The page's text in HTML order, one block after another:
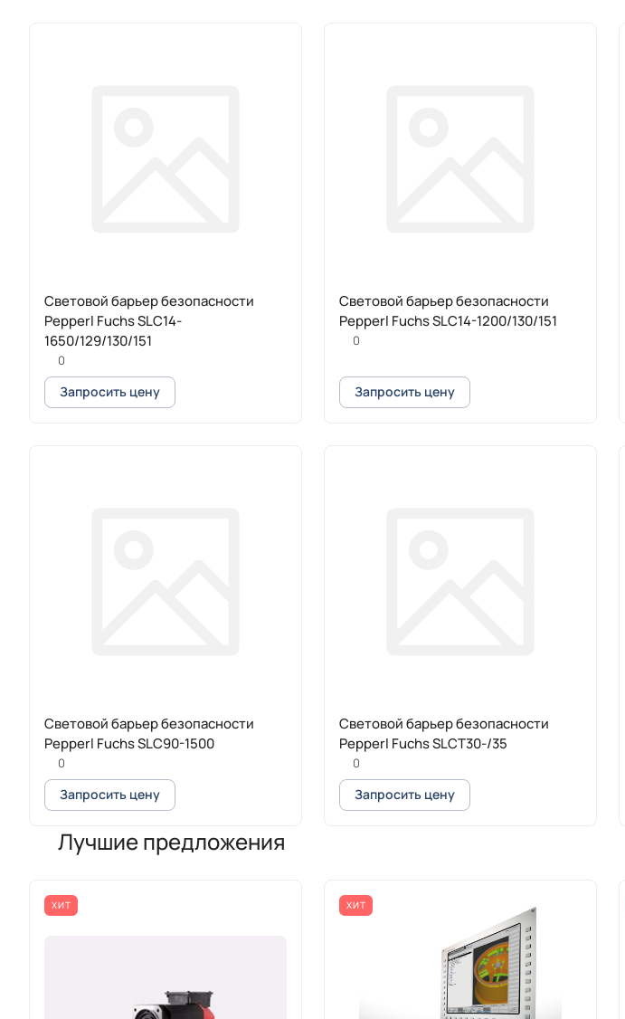
Cветовой барьер безопасности
Pepperl Fuchs SLC14-
1650/129/130/151
0
Запросить цену
Cветовой барьер безопасности
Pepperl Fuchs SLC14-1200/130/151
0
Запросить цену
Cветовой барьер безопасности
Pepperl Fuchs SLC90-1500
0
Запросить цену
Cветовой барьер безопасности
Pepperl Fuchs SLCT30-/35
0
Запросить цену
Лучшие предложения
ХИТ ХИТ